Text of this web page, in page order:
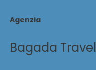
Agenzia
Bagada Travel